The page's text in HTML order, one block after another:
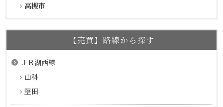
高槻市
【売買】路線から探す
ＪＲ湖西線
山科
堅田